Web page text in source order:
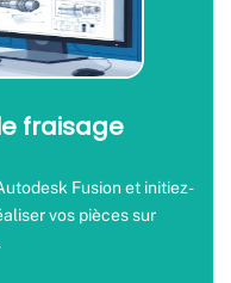
fraisage
Fusion et initiez-
vos pièces sur